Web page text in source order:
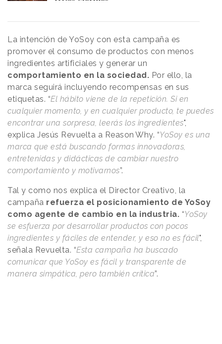
La intención de YoSoy con esta campaña es
promover el consumo de productos con menos
ingredientes artificiales y generar un
comportamiento en la sociedad. Por ello, la
marca seguirá incluyendo recompensas en sus
etiquetas. “El hábito viene de la repetición. Si en
cualquier momento, y en cualquier producto, te puedes
encontrar una sorpresa, leerás los ingredientes",
explica Jesús Revuelta a Reason Why. “YoSoy es una
marca que está buscando formas innovadoras,
entretenidas y didácticas de cambiar nuestro
comportamiento y motivarnos”.
Tal y como nos explica el Director Creativo, la
campaña refuerza el posicionamiento de YoSoy
como agente de cambio en la industria. “YoSoy
se esfuerza por desarrollar productos con pocos
ingredientes y fáciles de entender, y eso no es fácil",
señala Revuelta. “Esta campaña ha buscado
comunicar que YoSoy es fácil y transparente de
manera simpática, pero también crítica”.